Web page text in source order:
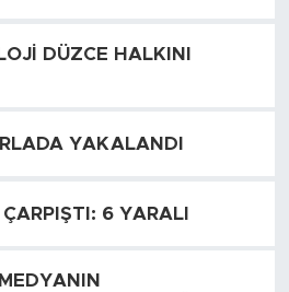
DÜZCE HALKINI
YAKALANDI
6 YARALI